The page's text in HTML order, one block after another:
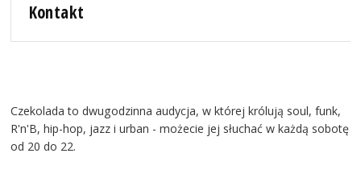
Kontakt
Czekolada to dwugodzinna audycja, w której królują soul, funk,
R'n'B, hip-hop, jazz i urban - możecie jej słuchać w każdą sobotę
od 20 do 22.